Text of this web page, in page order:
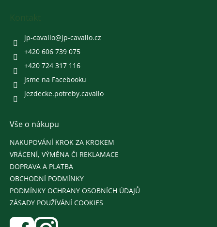
jp-cavallo@jp-cavallo.cz
+420 606 739 075
+420 724 317 116
Jsme na Facebooku
jezdecke.potreby.cavallo
Vše o nákupu
NAKUPOVÁNÍ KROK ZA KROKEM
VRÁCENÍ, VÝMĚNA ČI REKLAMACE
DOPRAVA A PLATBA
OBCHODNÍ PODMÍNKY
PODMÍNKY OCHRANY OSOBNÍCH ÚDAJŮ
ZÁSADY POUŽÍVÁNÍ COOKIES